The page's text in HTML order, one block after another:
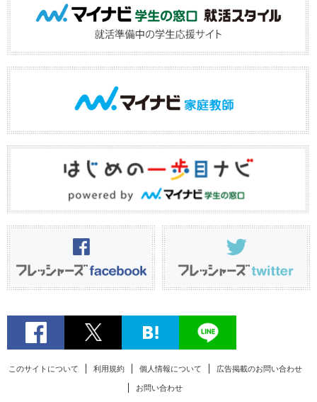
このサイトについて 利用規約 個人情報について 広告掲載のお問い合わせ
お問い合わせ